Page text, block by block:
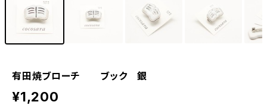
有田焼ブローチ ブック 銀
¥1,200